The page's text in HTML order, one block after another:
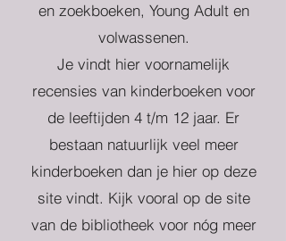
en zoekboeken, Young Adult en
volwassenen.
Je vindt hier voornamelijk
recensies van kinderboeken voor
de leeftijden 4 t/m 12 jaar. Er
bestaan natuurlijk veel meer
kinderboeken dan je hier op deze
site vindt. Kijk vooral op de site
van de bibliotheek voor nóg meer